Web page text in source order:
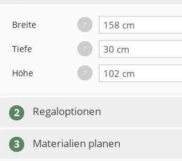
Breite ?
Tiefe ?
Höhe ?
2 Regaloptionen
3 Materialien planen